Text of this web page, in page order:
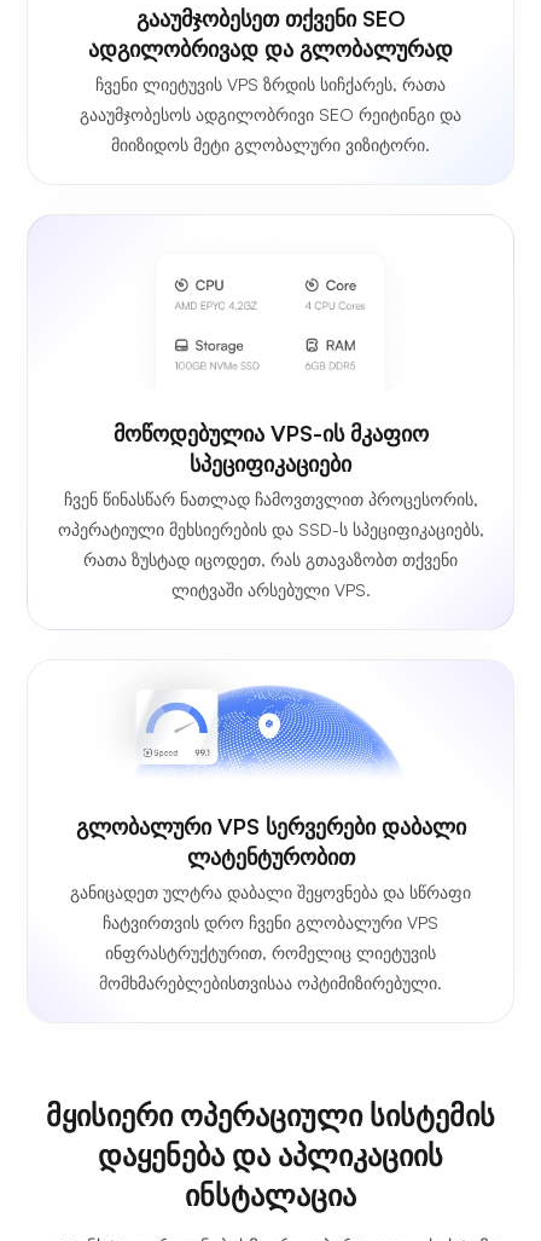
გააუმჯობესეთ თქვენი SEO
ადგილობრივად და გლობალურად
ჩვენი ლიეტუვის VPS ზრდის სიჩქარეს, რათა
გააუმჯობესოს ადგილობრივი SEO რეიტინგი და
მიიზიდოს მეტი გლობალური ვიზიტორი.
მოწოდებულია VPS-ის მკაფიო
სპეციფიკაციები
ჩვენ წინასწარ ნათლად ჩამოვთვლით პროცესორის,
ოპერატიული მეხსიერების და SSD-ს სპეციფიკაციებს,
რათა ზუსტად იცოდეთ, რას გთავაზობთ თქვენი
ლიტვაში არსებული VPS.
Გლობალური VPS Სერვერები Დაბალი
Ლატენტურობით
განიცადეთ ულტრა დაბალი შეყოვნება და სწრაფი
ჩატვირთვის დრო ჩვენი გლობალური VPS
ინფრასტრუქტურით, რომელიც ლიეტუვის
მომხმარებლებისთვისაა ოპტიმიზირებული.
მყისიერი ოპერაციული სისტემის
დაყენება და აპლიკაციის
ინსტალაცია